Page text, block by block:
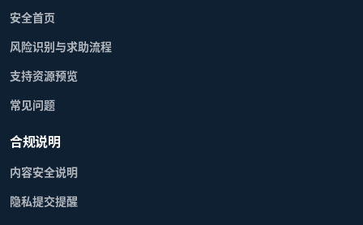
安全首页
风险识别与求助流程
支持资源预览
常见问题
合规说明
内容安全说明
隐私提交提醒